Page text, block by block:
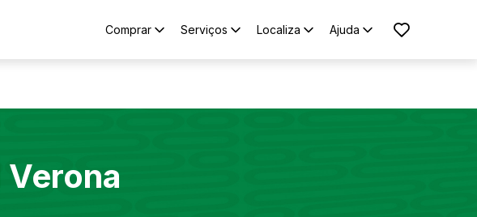
Comprar Serviços Localiza Ajuda
Verona